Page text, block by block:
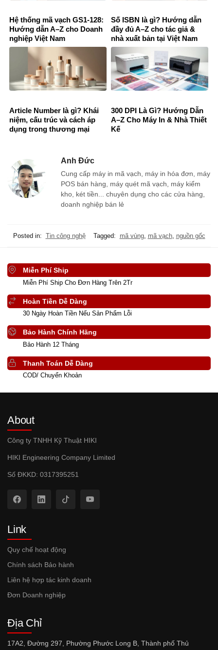
Hệ thống mã vạch GS1-128:
Hướng dẫn A–Z cho Doanh
nghiệp Việt Nam
Số ISBN là gì? Hướng dẫn
đầy đủ A–Z cho tác giả &
nhà xuất bản tại Việt Nam
Article Number là gì? Khái
niệm, cấu trúc và cách áp
dụng trong thương mại
300 DPI Là Gì? Hướng Dẫn
A–Z Cho Máy In & Nhà Thiết
Kế
Anh Đức
Cung cấp máy in mã vạch, máy in hóa đơn, máy
POS bán hàng, máy quét mã vạch, máy kiểm
kho, két tiền... chuyên dụng cho các cửa hàng,
doanh nghiệp bán lẻ
Posted in: Tin công nghệ Tagged: mã vùng, mã vạch, nguồn gốc
Miễn Phí Ship
Miễn Phí Ship Cho Đơn Hàng Trên 2Tr
Hoàn Tiền Dễ Dàng
30 Ngày Hoàn Tiền Nếu Sản Phẩm Lỗi
Bảo Hành Chính Hãng
Bảo Hành 12 Tháng
Thanh Toán Dễ Dàng
COD/ Chuyển Khoản
About
Công ty TNHH Kỹ Thuật HIKI
HIKI Engineering Company Limited
Số ĐKKD: 0317395251
Link
Quy chế hoạt động
Chính sách Bảo hành
Liên hệ hợp tác kinh doanh
Đơn Doanh nghiệp
Địa Chỉ
17A2, Đường 297, Phường Phước Long B, Thành phố Thủ